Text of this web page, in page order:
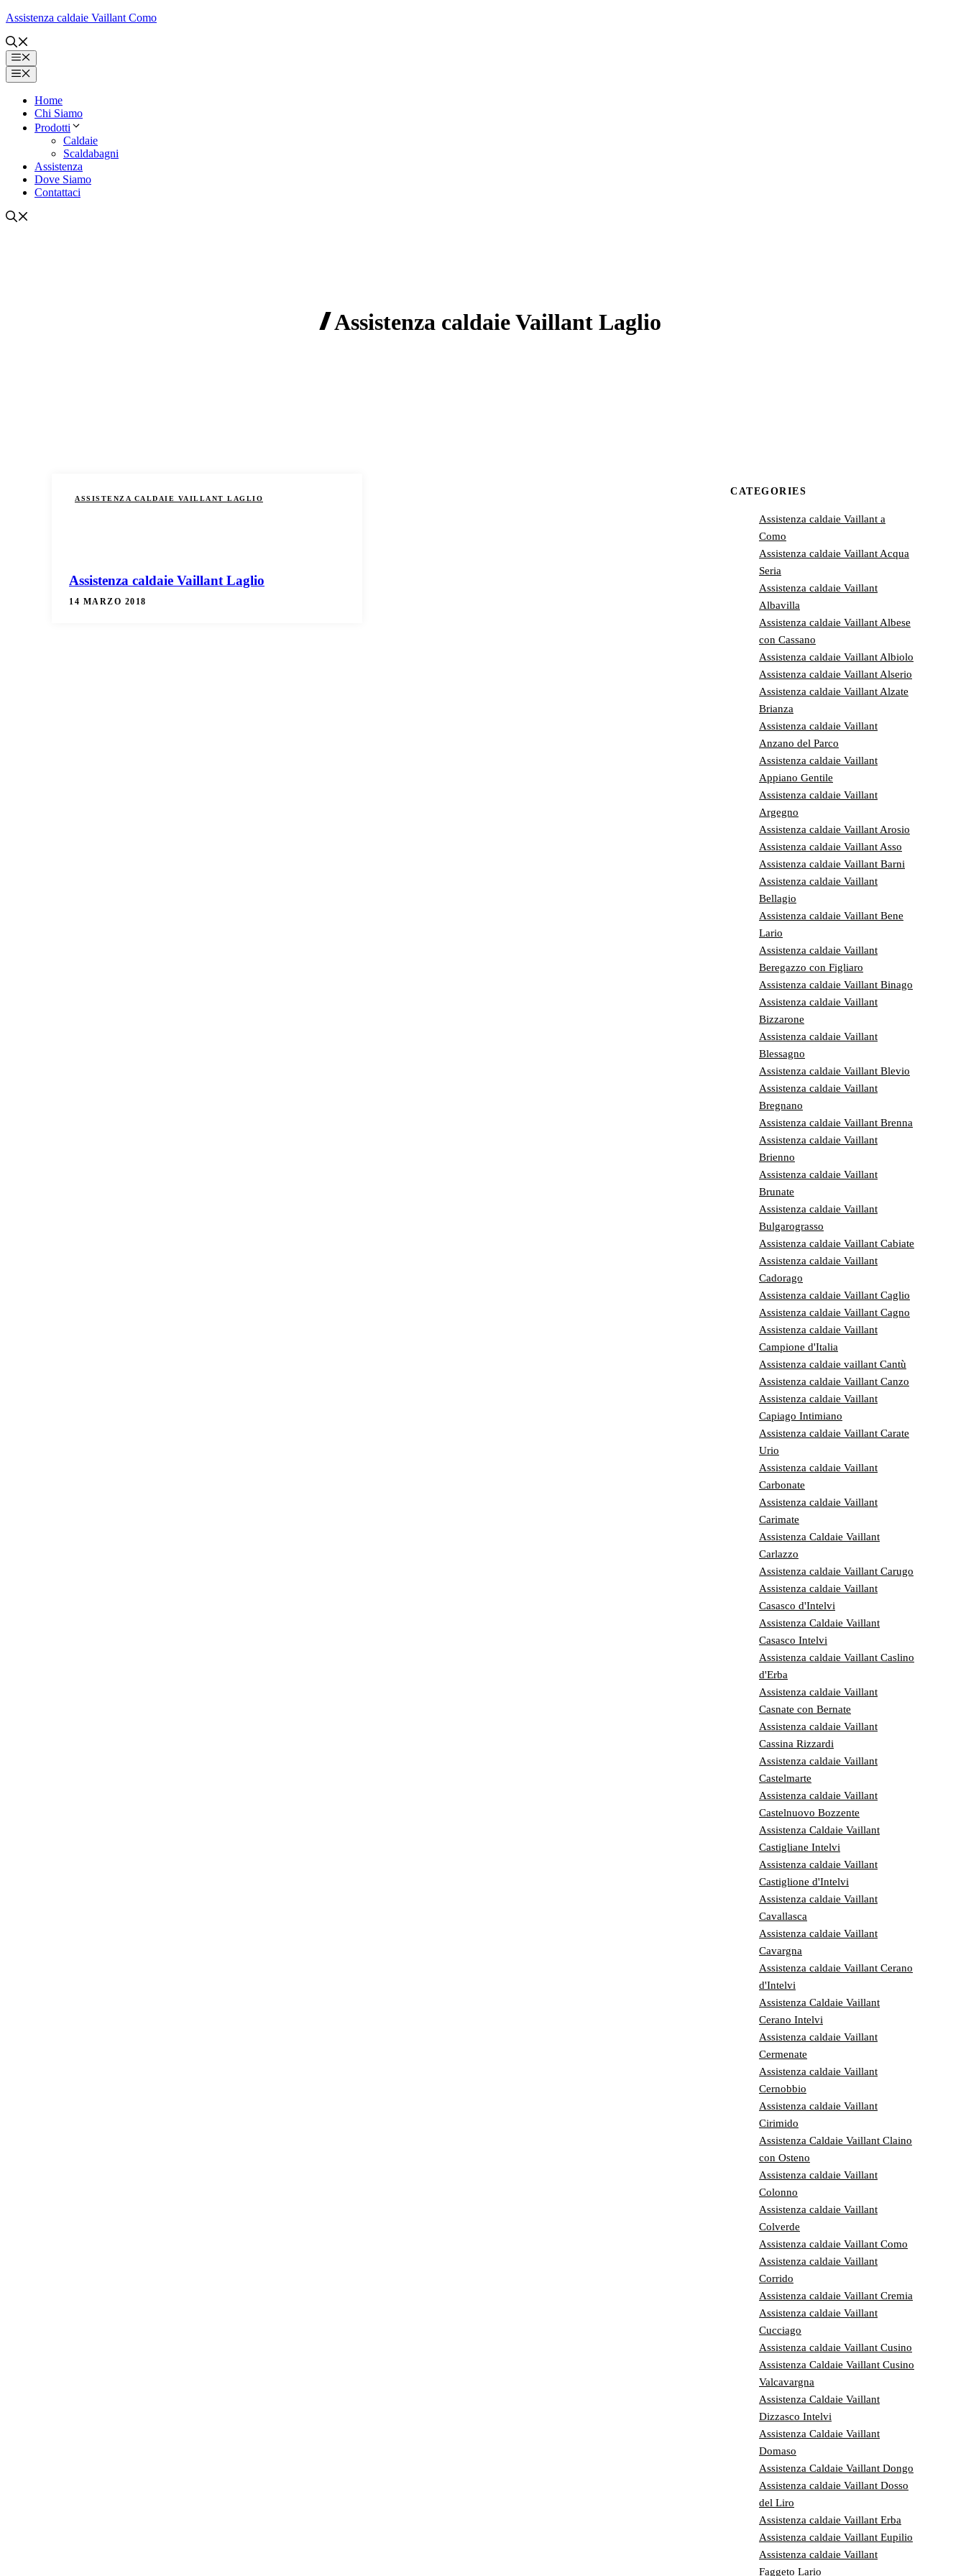
Vai
contenuto
Assistenza caldaie Vaillant Como
Menu
Menu
Home
Chi Siamo
Prodotti
Caldaie
Scaldabagni
Assistenza
Dove Siamo
Contattaci
Assistenza caldaie Vaillant Laglio
ASSISTENZA CALDAIE VAILLANT LAGLIO
Assistenza caldaie Vaillant Laglio
14 MARZO 2018
CATEGORIES
Assistenza caldaie Vaillant a
Como
Assistenza caldaie Vaillant Acqua
Seria
Assistenza caldaie Vaillant
Albavilla
Assistenza caldaie Vaillant Albese
con Cassano
Assistenza caldaie Vaillant Albiolo
Assistenza caldaie Vaillant Alserio
Assistenza caldaie Vaillant Alzate
Brianza
Assistenza caldaie Vaillant
Anzano del Parco
Assistenza caldaie Vaillant
Appiano Gentile
Assistenza caldaie Vaillant
Argegno
Assistenza caldaie Vaillant Arosio
Assistenza caldaie Vaillant Asso
Assistenza caldaie Vaillant Barni
Assistenza caldaie Vaillant
Bellagio
Assistenza caldaie Vaillant Bene
Lario
Assistenza caldaie Vaillant
Beregazzo con Figliaro
Assistenza caldaie Vaillant Binago
Assistenza caldaie Vaillant
Bizzarone
Assistenza caldaie Vaillant
Blessagno
Assistenza caldaie Vaillant Blevio
Assistenza caldaie Vaillant
Bregnano
Assistenza caldaie Vaillant Brenna
Assistenza caldaie Vaillant
Brienno
Assistenza caldaie Vaillant
Brunate
Assistenza caldaie Vaillant
Bulgarograsso
Assistenza caldaie Vaillant Cabiate
Assistenza caldaie Vaillant
Cadorago
Assistenza caldaie Vaillant Caglio
Assistenza caldaie Vaillant Cagno
Assistenza caldaie Vaillant
Campione d'Italia
Assistenza caldaie vaillant Cantù
Assistenza caldaie Vaillant Canzo
Assistenza caldaie Vaillant
Capiago Intimiano
Assistenza caldaie Vaillant Carate
Urio
Assistenza caldaie Vaillant
Carbonate
Assistenza caldaie Vaillant
Carimate
Assistenza Caldaie Vaillant
Carlazzo
Assistenza caldaie Vaillant Carugo
Assistenza caldaie Vaillant
Casasco d'Intelvi
Assistenza Caldaie Vaillant
Casasco Intelvi
Assistenza caldaie Vaillant Caslino
d'Erba
Assistenza caldaie Vaillant
Casnate con Bernate
Assistenza caldaie Vaillant
Cassina Rizzardi
Assistenza caldaie Vaillant
Castelmarte
Assistenza caldaie Vaillant
Castelnuovo Bozzente
Assistenza Caldaie Vaillant
Castigliane Intelvi
Assistenza caldaie Vaillant
Castiglione d'Intelvi
Assistenza caldaie Vaillant
Cavallasca
Assistenza caldaie Vaillant
Cavargna
Assistenza caldaie Vaillant Cerano
d'Intelvi
Assistenza Caldaie Vaillant
Cerano Intelvi
Assistenza caldaie Vaillant
Cermenate
Assistenza caldaie Vaillant
Cernobbio
Assistenza caldaie Vaillant
Cirimido
Assistenza Caldaie Vaillant Claino
con Osteno
Assistenza caldaie Vaillant
Colonno
Assistenza caldaie Vaillant
Colverde
Assistenza caldaie Vaillant Como
Assistenza caldaie Vaillant
Corrido
Assistenza caldaie Vaillant Cremia
Assistenza caldaie Vaillant
Cucciago
Assistenza caldaie Vaillant Cusino
Assistenza Caldaie Vaillant Cusino
Valcavargna
Assistenza Caldaie Vaillant
Dizzasco Intelvi
Assistenza Caldaie Vaillant
Domaso
Assistenza Caldaie Vaillant Dongo
Assistenza caldaie Vaillant Dosso
del Liro
Assistenza caldaie Vaillant Erba
Assistenza caldaie Vaillant Eupilio
Assistenza caldaie Vaillant
Faggeto Lario